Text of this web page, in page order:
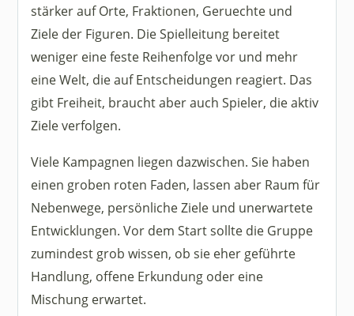
stärker auf Orte, Fraktionen, Geruechte und
Ziele der Figuren. Die Spielleitung bereitet
weniger eine feste Reihenfolge vor und mehr
eine Welt, die auf Entscheidungen reagiert. Das
gibt Freiheit, braucht aber auch Spieler, die aktiv
Ziele verfolgen.
Viele Kampagnen liegen dazwischen. Sie haben
einen groben roten Faden, lassen aber Raum für
Nebenwege, persönliche Ziele und unerwartete
Entwicklungen. Vor dem Start sollte die Gruppe
zumindest grob wissen, ob sie eher geführte
Handlung, offene Erkundung oder eine
Mischung erwartet.